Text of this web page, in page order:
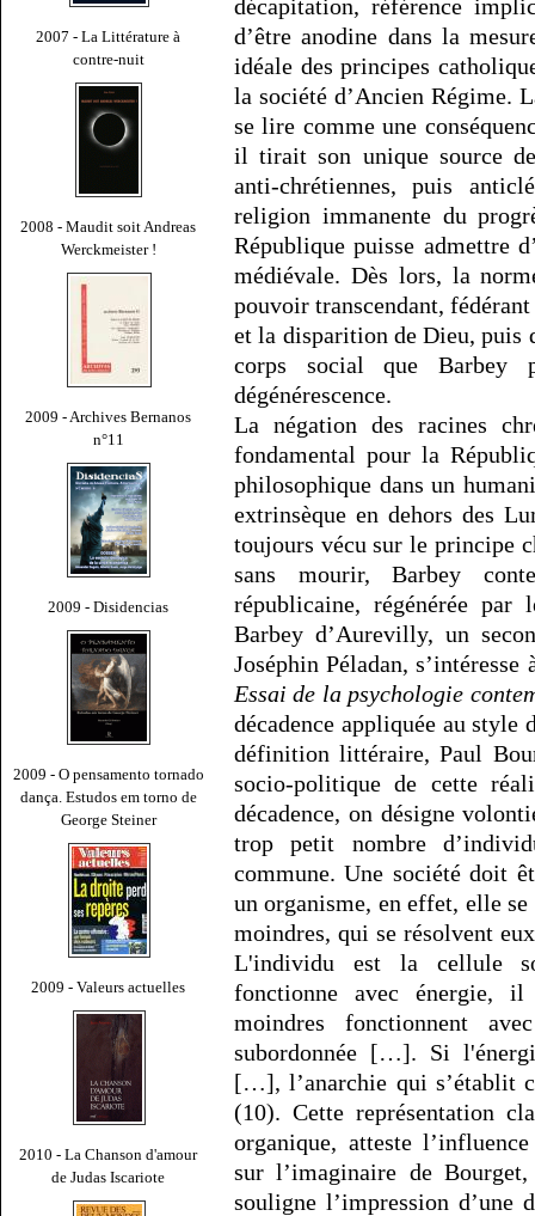
2007 - La Littérature à
contre-nuit
2008 - Maudit soit Andreas
Werckmeister !
2009 - Archives Bernanos
n°11
2009 - Disidencias
2009 - O pensamento tornado
dança. Estudos em torno de
George Steiner
2009 - Valeurs actuelles
2010 - La Chanson d'amour
de Judas Iscariote
décapitation, référence
d’être anodine dans la
idéale des principes
la société d’Ancien Régime.
se lire comme une
il tirait son unique source
anti-chrétiennes, puis
religion immanente du
République puisse admettre
médiévale. Dès lors, la
pouvoir transcendant,
et la disparition de Dieu, puis
corps social que Barbey
dégénérescence.
La négation des racines
fondamental pour la
philosophique dans un
extrinsèque en dehors des
toujours vécu sur le principe
sans mourir, Barbey
républicaine, régénérée
Barbey d’Aurevilly, un
Joséphin Péladan,
Essai de la psychologie
décadence appliquée au style
définition littéraire, Paul
socio-politique de cette
décadence, on désigne
trop petit nombre
commune. Une société doit
un organisme, en effet, elle
moindres, qui se résolvent
L'individu est la cellule
fonctionne avec énergie, il
moindres fonctionnent
subordonnée […]. Si
[…], l’anarchie qui s’établit
(10). Cette représentation
organique, atteste
sur l’imaginaire de
souligne l’impression d’une